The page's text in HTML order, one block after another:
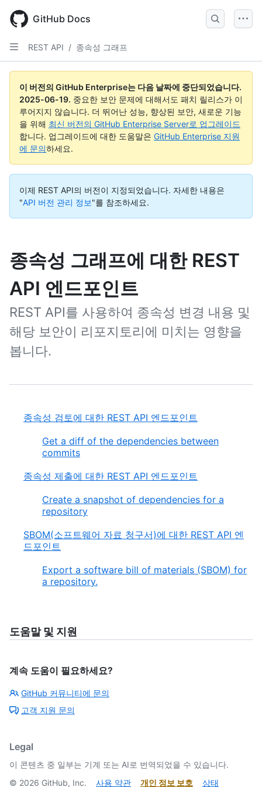
main
content
GitHub Docs
REST API / 종속성 그래프
이 버전의 GitHub Enterprise는 다음 날짜에 중단되었습니다.
2025-06-19. 중요한 보안 문제에 대해서도 패치 릴리스가 이
루어지지 않습니다. 더 뛰어난 성능, 향상된 보안, 새로운 기능
을 위해 최신 버전의 GitHub Enterprise Server로 업그레이드
합니다. 업그레이드에 대한 도움말은 GitHub Enterprise 지원
에 문의하세요.
이제 REST API의 버전이 지정되었습니다. 자세한 내용은
"API 버전 관리 정보"를 참조하세요.
종속성 그래프에 대한 REST
API 엔드포인트
REST API를 사용하여 종속성 변경 내용 및
해당 보안이 리포지토리에 미치는 영향을
봅니다.
종속성 검토에 대한 REST API 엔드포인트
Get a diff of the dependencies between
commits
종속성 제출에 대한 REST API 엔드포인트
Create a snapshot of dependencies for a
repository
SBOM(소프트웨어 자료 청구서)에 대한 REST API 엔
드포인트
Export a software bill of materials (SBOM) for
a repository.
도움말 및 지원
계속 도움이 필요하세요?
GitHub 커뮤니티에 문의
고객 지원 문의
Legal
이 콘텐츠 중 일부는 기계 또는 AI로 번역되었을 수 있습니다.
© 2026 GitHub, Inc. 사용 약관 개인 정보 보호 상태